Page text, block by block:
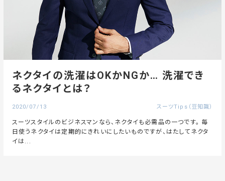
ネクタイの洗濯はOKかNGか… 洗濯でき
るネクタイとは？
2020/07/13 スーツTips（豆知識）
スーツスタイルのビジネスマンなら、ネクタイも必需品の一つです。 毎
日使うネクタイは定期的にきれいにしたいものですが、はたしてネクタ
イは...